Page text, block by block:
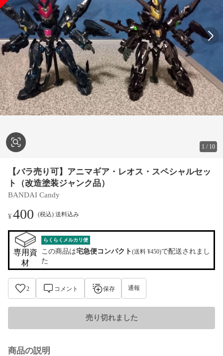
1 / 10
【バラ売り可】アニマギア・レオス・スペシャルセッ
ト（改造塗装ジャンク品）
BANDAI Candy
¥400 (税込) 送料込み
専用資
材
らくらくメルカリ便
この商品は宅急便コンパクト(送料 ¥450)で配送されまし
た
2 コメント 保存 通報
売り切れました
商品の説明